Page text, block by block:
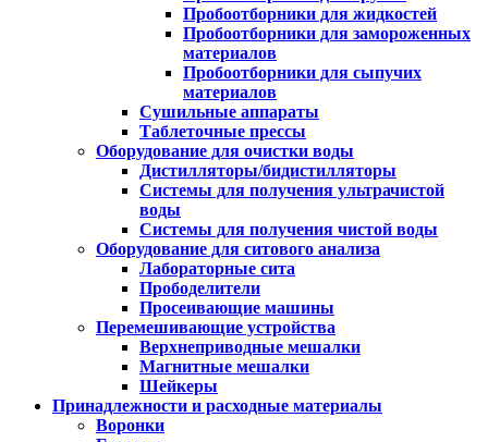
Пробоотборники для жидкостей
Пробоотборники для замороженных
материалов
Пробоотборники для сыпучих
материалов
Сушильные аппараты
Таблеточные прессы
Оборудование для очистки воды
Дистилляторы/бидистилляторы
Системы для получения ультрачистой
воды
Системы для получения чистой воды
Оборудование для ситового анализа
Лабораторные сита
Прободелители
Просеивающие машины
Перемешивающие устройства
Верхнеприводные мешалки
Магнитные мешалки
Шейкеры
Принадлежности и расходные материалы
Воронки